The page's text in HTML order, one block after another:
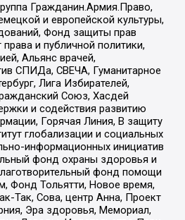
Гражданин.Армия.Право,
и европейской культуры,
Фонд защиты прав
и публичной политики,
Альянс врачей,
СПИДа, СВЕЧА, Гуманитарное
Лига Избирателей,
Союз, Хасдей
и содействия развитию
Горячая Линия, В защиту
глобализации и социальных
информационных инициатив
фонд охраны здоровья и
фонд помощи
Фонд Тольятти, Новое время,
Так, Сова, центр Анна, Проект
Эра здоровья, Мемориал,